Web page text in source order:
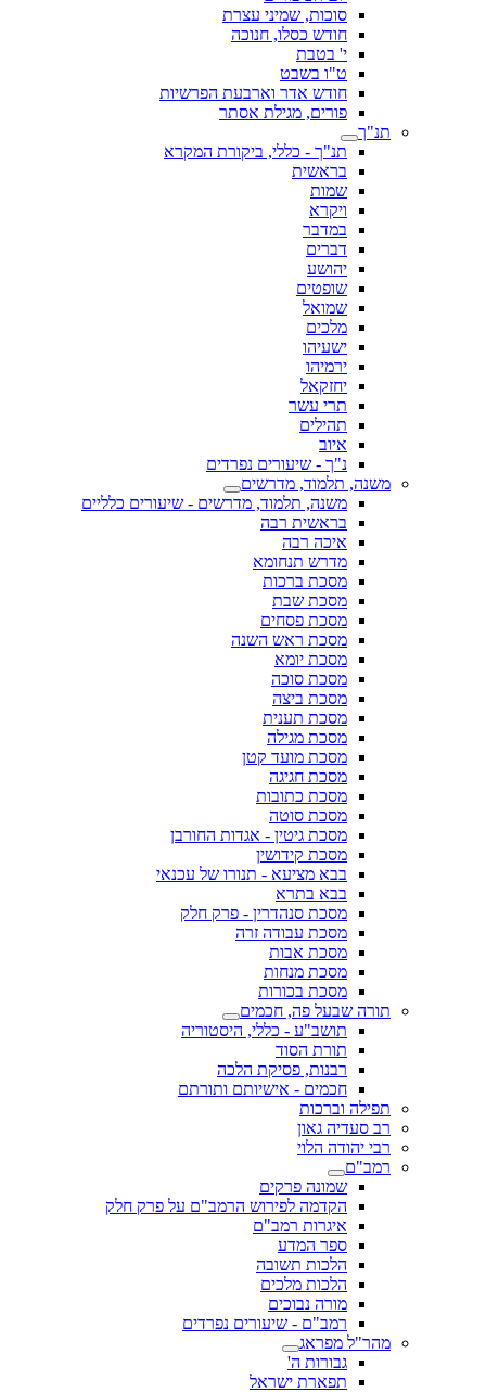
סוכות, שמיני עצרת
חודש כסלו, חנוכה
י' בטבת
ט"ו בשבט
חודש אדר וארבעת הפרשיות
פורים, מגילת אסתר
תנ"ך
תנ"ך - כללי, ביקורת המקרא
בראשית
שמות
ויקרא
במדבר
דברים
יהושע
שופטים
שמואל
מלכים
ישעיהו
ירמיהו
יחזקאל
תרי עשר
תהילים
איוב
נ"ך - שיעורים נפרדים
משנה, תלמוד, מדרשים
משנה, תלמוד, מדרשים - שיעורים כלליים
בראשית רבה
איכה רבה
מדרש תנחומא
מסכת ברכות
מסכת שבת
מסכת פסחים
מסכת ראש השנה
מסכת יומא
מסכת סוכה
מסכת ביצה
מסכת תענית
מסכת מגילה
מסכת מועד קטן
מסכת חגיגה
מסכת כתובות
מסכת סוטה
מסכת גיטין - אגדות החורבן
מסכת קידושין
בבא מציעא - תנורו של עכנאי
בבא בתרא
מסכת סנהדרין - פרק חלק
מסכת עבודה זרה
מסכת אבות
מסכת מנחות
מסכת בכורות
תורה שבעל פה, חכמים
תושב"ע - כללי, היסטוריה
תורת הסוד
רבנות, פסיקת הלכה
חכמים - אישיותם ותורתם
תפילה וברכות
רב סעדיה גאון
רבי יהודה הלוי
רמב"ם
שמונה פרקים
הקדמה לפירוש הרמב"ם על פרק חלק
איגרות רמב"ם
ספר המדע
הלכות תשובה
הלכות מלכים
מורה נבוכים
רמב"ם - שיעורים נפרדים
מהר"ל מפראג
גבורות ה'
תפארת ישראל